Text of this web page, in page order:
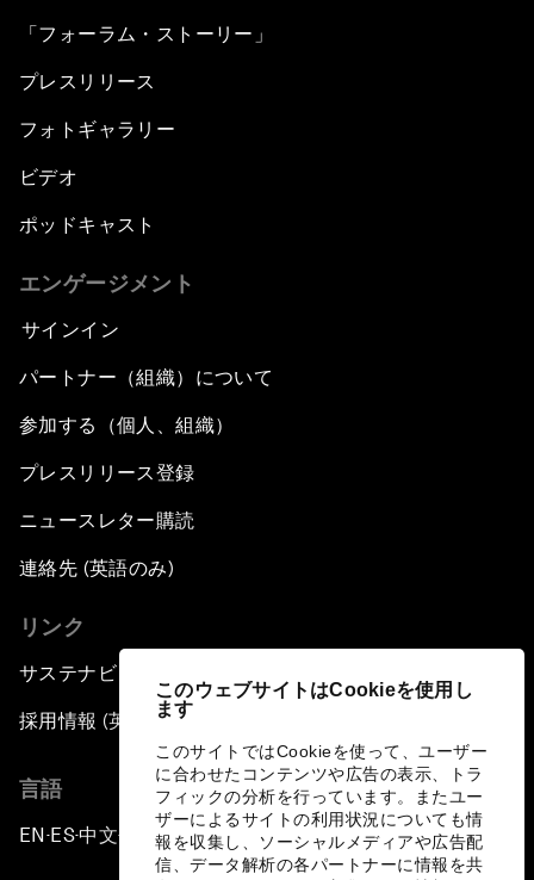
このウェブサイトはCookieを使用し
ます
このサイトではCookieを使って、ユーザー
に合わせたコンテンツや広告の表示、トラ
フィックの分析を行っています。またユー
ザーによるサイトの利用状況についても情
報を収集し、ソーシャルメディアや広告配
信、データ解析の各パートナーに情報を共
「フォーラム・ストーリー」
プレスリリース
フォトギャラリー
ビデオ
ポッドキャスト
エンゲージメント
サインイン
パートナー（組織）について
参加する（個人、組織）
プレスリリース登録
ニュースレター購読
連絡先 (英語のみ)
リンク
サステナビリティへの取り組み
採用情報 (英語のみ)
言語
EN ▪ES▪中文▪ 日本語